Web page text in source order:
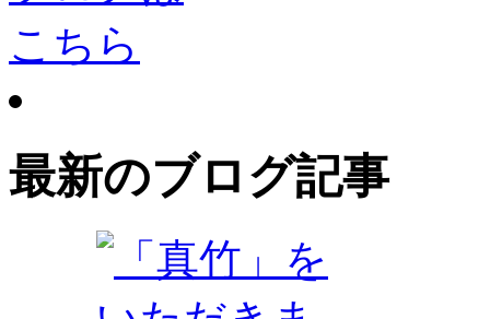
最新のブログ記事